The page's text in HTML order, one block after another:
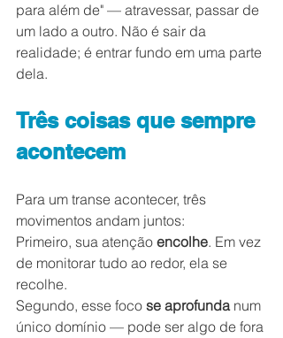
para além de" — atravessar, passar de
um lado a outro. Não é sair da
realidade; é entrar fundo em uma parte
dela.
Três coisas que sempre
acontecem
Para um transe acontecer, três
movimentos andam juntos:
Primeiro, sua atenção encolhe. Em vez
de monitorar tudo ao redor, ela se
recolhe.
Segundo, esse foco se aprofunda num
único domínio — pode ser algo de fora